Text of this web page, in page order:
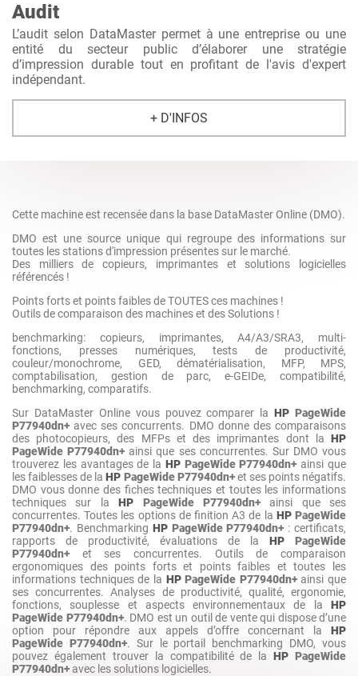
Audit
L’audit selon DataMaster permet à une entreprise ou une
entité du secteur public d’élaborer une stratégie
d’impression durable tout en profitant de l'avis d'expert
indépendant.
+ D'INFOS
Cette machine est recensée dans la base DataMaster Online (DMO).
DMO est une source unique qui regroupe des informations sur
toutes les stations d'impression présentes sur le marché.
Des milliers de copieurs, imprimantes et solutions logicielles
référencés !
Points forts et points faibles de TOUTES ces machines !
Outils de comparaison des machines et des Solutions !
benchmarking: copieurs, imprimantes, A4/A3/SRA3, multi-
fonctions, presses numériques, tests de productivité,
couleur/monochrome, GED, dématérialisation, MFP, MPS,
comptabilisation, gestion de parc, e-GEIDe, compatibilité,
benchmarking, comparatifs.
Sur DataMaster Online vous pouvez comparer laHP PageWide
P77940dn+ avec ses concurrents. DMO donne des comparaisons
des photocopieurs, des MFPs et des imprimantes dont la HP
PageWide P77940dn+ ainsi que ses concurrentes. Sur DMO vous
trouverez les avantages de la HP PageWide P77940dn+ ainsi que
les faiblesses de laHP PageWide P77940dn+et ses points négatifs.
DMO vous donne des fiches techniques et toutes les informations
techniques sur laHP PageWide P77940dn+ainsi que ses
concurrentes. Toutes les options de finition A3 de la HP PageWide
P77940dn+. Benchmarking HP PageWide P77940dn+ : certificats,
rapports de productivité, évaluations de la HP
PageWide
P77940dn+ et ses concurrentes. Outils de comparaison
ergonomiques des points forts et points faibles et toutes les
informations techniques de la HP PageWide P77940dn+ainsi que
ses concurrentes. Analyses de productivité, qualité, ergonomie,
fonctions, souplesse et aspects environnementaux de la HP
PageWide P77940dn+. DMO est un outil de vente qui dispose d’une
option pour répondre aux appels d’offre concernant la HP
PageWide P77940dn+. Sur le portail benchmarking DMO, vous
pouvez également trouver la compatibilité de laHP PageWide
P77940dn+avec les solutions logicielles.